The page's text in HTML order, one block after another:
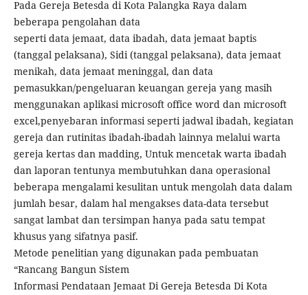
Pada Gereja Betesda di Kota Palangka Raya dalam
beberapa pengolahan data
seperti data jemaat, data ibadah, data jemaat baptis
(tanggal pelaksana), Sidi (tanggal pelaksana), data jemaat
menikah, data jemaat meninggal, dan data
pemasukkan/pengeluaran keuangan gereja yang masih
menggunakan aplikasi microsoft office word dan microsoft
excel,penyebaran informasi seperti jadwal ibadah, kegiatan
gereja dan rutinitas ibadah-ibadah lainnya melalui warta
gereja kertas dan madding, Untuk mencetak warta ibadah
dan laporan tentunya membutuhkan dana operasional
beberapa mengalami kesulitan untuk mengolah data dalam
jumlah besar, dalam hal mengakses data-data tersebut
sangat lambat dan tersimpan hanya pada satu tempat
khusus yang sifatnya pasif.
Metode penelitian yang digunakan pada pembuatan
“Rancang Bangun Sistem
Informasi Pendataan Jemaat Di Gereja Betesda Di Kota